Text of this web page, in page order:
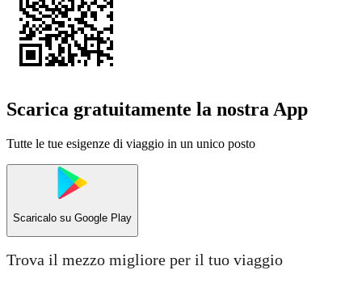
Scarica gratuitamente la nostra App
Tutte le tue esigenze di viaggio in un unico posto
Scaricalo su Google Play
Trova il mezzo migliore per il tuo viaggio